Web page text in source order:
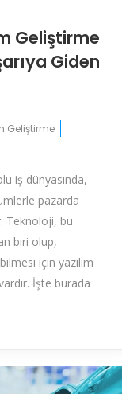
Geliştirme
Giden
Geliştirme
iş dünyasında,
pazarda
Teknoloji, bu
biri olup,
için yazılım
İşte burada